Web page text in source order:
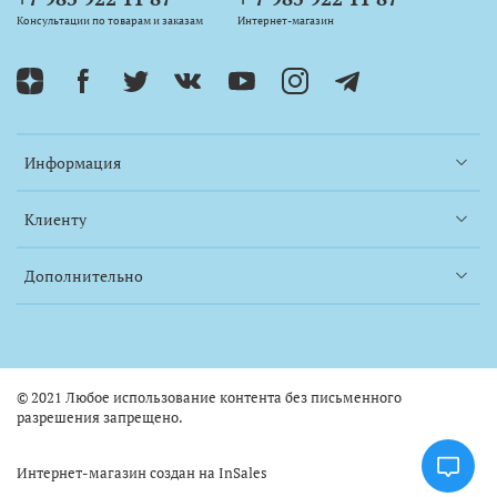
Информация
Клиенту
Дополнительно
Консультации по товарам и заказам Интернет-магазин
© 2021 Любое использование контента без письменного
разрешения запрещено.
Интернет-магазин создан на InSales